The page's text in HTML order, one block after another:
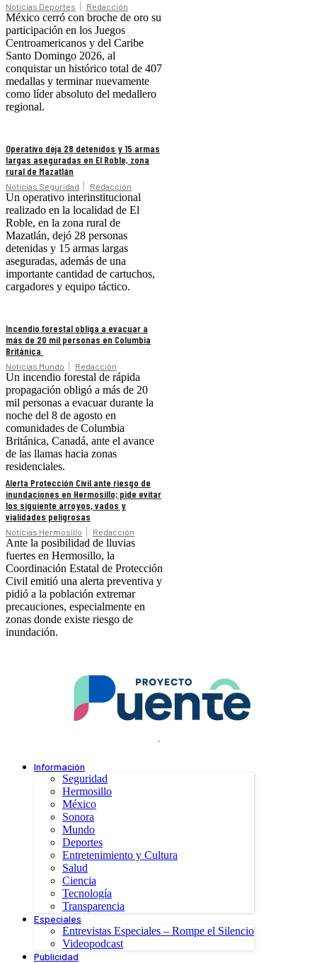
Noticias Deportes Redacción
México cerró con broche de oro su
participación en los Juegos
Centroamericanos y del Caribe
Santo Domingo 2026, al
conquistar un histórico total de 407
medallas y terminar nuevamente
como líder absoluto del medallero
regional.
Operativo deja 28 detenidos y 15 armas
largas aseguradas en El Roble, zona
rural de Mazatlán
Noticias Seguridad Redacción
Un operativo interinstitucional
realizado en la localidad de El
Roble, en la zona rural de
Mazatlán, dejó 28 personas
detenidas y 15 armas largas
aseguradas, además de una
importante cantidad de cartuchos,
cargadores y equipo táctico.
Incendio forestal obliga a evacuar a
más de 20 mil personas en Columbia
Británica
Noticias Mundo Redacción
Un incendio forestal de rápida
propagación obligó a más de 20
mil personas a evacuar durante la
noche del 8 de agosto en
comunidades de Columbia
Británica, Canadá, ante el avance
de las llamas hacia zonas
residenciales.
Alerta Protección Civil ante riesgo de
inundaciones en Hermosillo; pide evitar
los siguiente arroyos, vados y
vialidades peligrosas
Noticias Hermosillo Redacción
Ante la posibilidad de lluvias
fuertes en Hermosillo, la
Coordinación Estatal de Protección
Civil emitió una alerta preventiva y
pidió a la población extremar
precauciones, especialmente en
zonas donde existe riesgo de
inundación.
.
Información
Seguridad
Hermosillo
México
Sonora
Mundo
Deportes
Entretenimiento y Cultura
Salud
Ciencia
Tecnología
Transparencia
Especiales
Entrevistas Especiales – Rompe el Silencio
Videopodcast
Publicidad